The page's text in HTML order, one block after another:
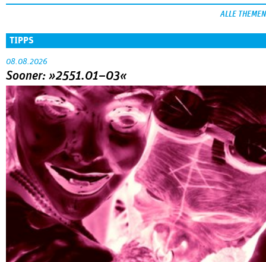
ALLE THEMEN
TIPPS
08.08.2026
Sooner: »2551.01–03«